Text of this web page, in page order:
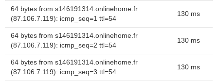
64 bytes from s146191314.onlinehome.fr
(87.106.7.119): icmp_seq=1 ttl=54
130 ms
64 bytes from s146191314.onlinehome.fr
(87.106.7.119): icmp_seq=2 ttl=54
130 ms
64 bytes from s146191314.onlinehome.fr
(87.106.7.119): icmp_seq=3 ttl=54
130 ms